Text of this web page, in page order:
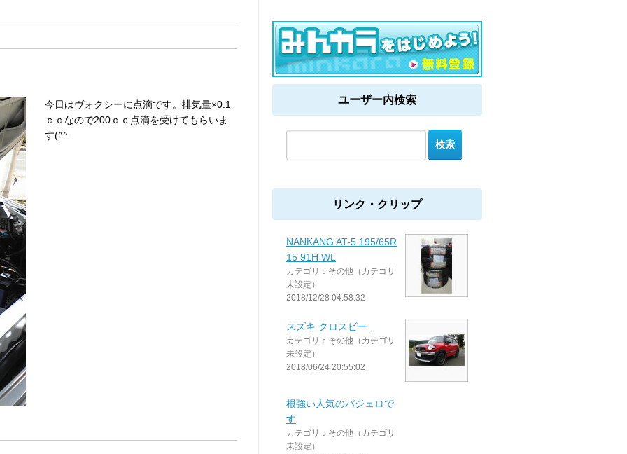
今日はヴォクシーに点滴です。排気量×0.1
ｃｃなので200ｃｃ点滴を受けてもらいま
す(^^ゞ
ユーザー内検索
リンク・クリップ
NANKANG AT-5 195/65R
15 91H WL
カテゴリ：その他（カテゴリ
未設定）
2018/12/28 04:58:32
スズキ クロスビー
カテゴリ：その他（カテゴリ
未設定）
2018/06/24 20:55:02
根強い人気のパジェロで
す
カテゴリ：その他（カテゴリ
未設定）